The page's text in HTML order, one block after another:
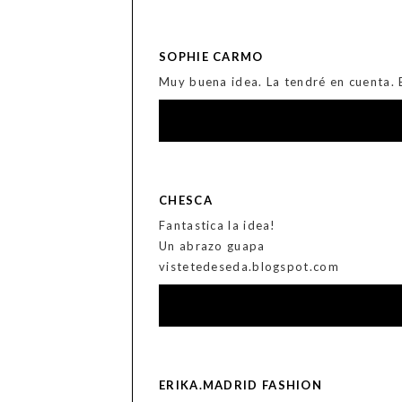
SOPHIE CARMO
Muy buena idea. La tendré en cuenta.
CHESCA
Fantastica la idea!
Un abrazo guapa
vistetedeseda.blogspot.com
ERIKA.MADRID FASHION